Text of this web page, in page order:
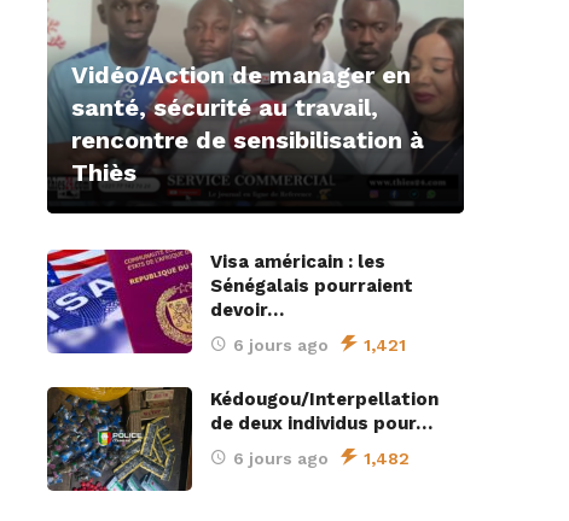
Vidéo/Action de manager en
santé, sécurité au travail,
rencontre de sensibilisation à
Thiès
Visa américain : les
Sénégalais pourraient
devoir…
6 jours ago 1,421
Kédougou/Interpellation
de deux individus pour…
6 jours ago 1,482